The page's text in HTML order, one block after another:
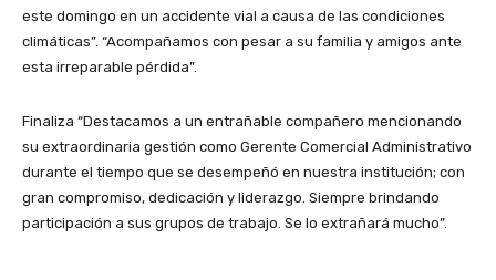
este domingo en un accidente vial a causa de las condiciones
climáticas”. “Acompañamos con pesar a su familia y amigos ante
esta irreparable pérdida”.
Finaliza “Destacamos a un entrañable compañero mencionando
su extraordinaria gestión como Gerente Comercial Administrativo
durante el tiempo que se desempeñó en nuestra institución; con
gran compromiso, dedicación y liderazgo. Siempre brindando
participación a sus grupos de trabajo. Se lo extrañará mucho”.